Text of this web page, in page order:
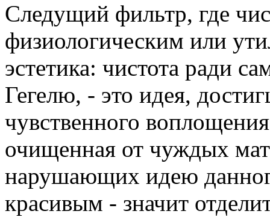
Следущий фильтр, где
физиологическим или
эстетика: чистота ради
Гегелю, - это идея,
чувственного
очищенная от чуждых
нарушающих идею
красивым - значит